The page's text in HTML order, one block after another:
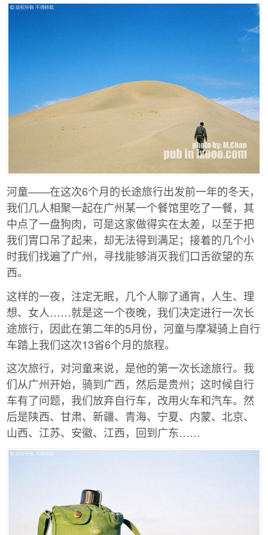
河童——在这次6个月的长途旅行出发前一年的冬天，
我们几人相聚一起在广州某一个餐馆里吃了一餐，其
中点了一盘狗肉，可是这家做得实在太差，以至于把
我们胃口吊了起来，却无法得到满足；接着的几个小
时我们找遍了广州，寻找能够消灭我们口舌欲望的东
西。
这样的一夜，注定无眠，几个人聊了通宵，人生、理
想、女人……就是这一个夜晚，我们决定进行一次长
途旅行，因此在第二年的5月份，河童与摩凝骑上自行
车踏上我们这次13省6个月的旅程。
这次旅行，对河童来说，是他的第一次长途旅行。我
们从广州开始，骑到广西，然后是贵州；这时候自行
车有了问题，我们放弃自行车，改用火车和汽车。然
后是陕西、甘肃、新疆、青海、宁夏、内蒙、北京、
山西、江苏、安徽、江西，回到广东……